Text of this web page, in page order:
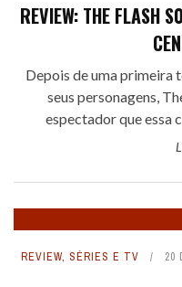
REVIEW: THE FLASH
Depois de uma primeira
seus personagens,
espectador que essa
REVIEW, SÉRIES E TV 20